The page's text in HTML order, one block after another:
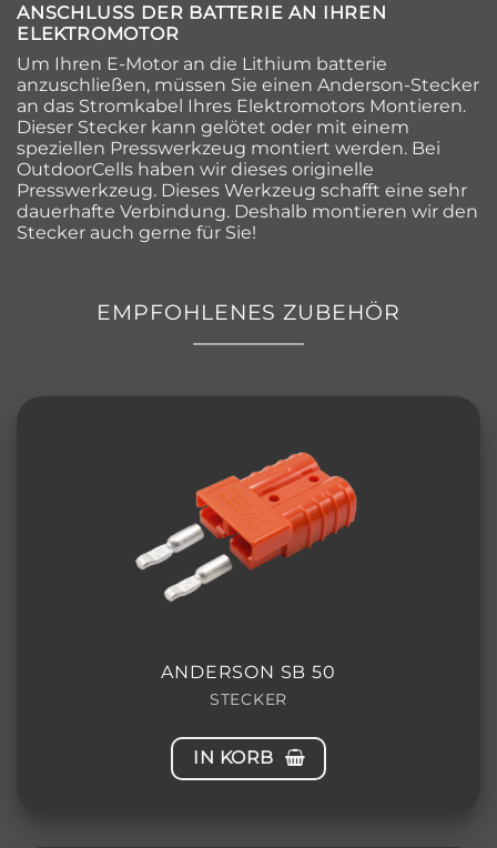
ANSCHLUSS DER BATTERIE AN IHREN
ELEKTROMOTOR
Um Ihren E-Motor an die Lithium batterie
anzuschließen, müssen Sie einen Anderson-Stecker
an das Stromkabel Ihres Elektromotors Montieren.
Dieser Stecker kann gelötet oder mit einem
speziellen Presswerkzeug montiert werden. Bei
OutdoorCells haben wir dieses originelle
Presswerkzeug. Dieses Werkzeug schafft eine sehr
dauerhafte Verbindung. Deshalb montieren wir den
Stecker auch gerne für Sie!
EMPFOHLENES ZUBEHÖR
ANDERSON SB 50
STECKER
IN KORB